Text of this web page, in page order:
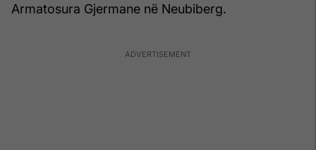
Armatosura Gjermane në Neubiberg.